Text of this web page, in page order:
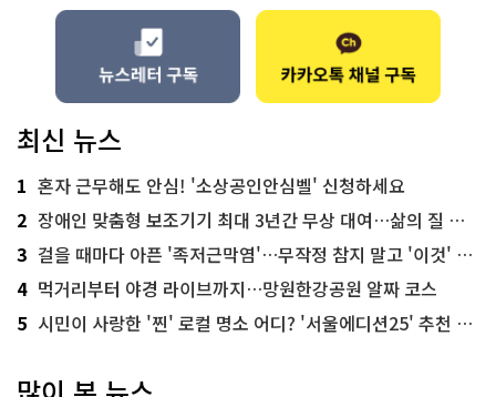
최신 뉴스
1 혼자 근무해도 안심! '소상공인안심벨' 신청하세요
2 장애인 맞춤형 보조기기 최대 3년간 무상 대여…삶의 질 높인다
3 걸을 때마다 아픈 '족저근막염'…무작정 참지 말고 '이것' 해보세요!
4 먹거리부터 야경 라이브까지…망원한강공원 알짜 코스
5 시민이 사랑한 '찐' 로컬 명소 어디? '서울에디션25' 추천 코스